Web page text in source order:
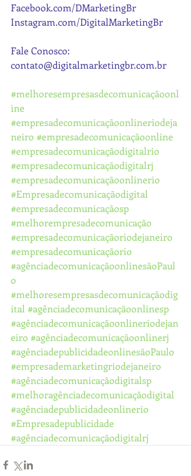
Facebook.com/DMarketingBr
Instagram.com/DigitalMarketingBr
Fale Conosco:
contato@digitalmarketingbr.com.br
#melhoresempresasdecomunicaçãoonl
ine
#empresadecomunicaçãoonlineriodeja
neiro #empresadecomunicaçãoonline
#empresadecomunicaçãodigitalrio
#empresadecomunicaçãodigitalrj
#empresadecomunicaçãoonlinerio
#Empresadecomunicaçãodigital
#empresadecomunicaçãosp
#melhorempresadecomunicação
#empresadecomunicaçãoriodejaneiro
#empresadecomunicaçãorio
#agênciadecomunicaçãoonlinesãoPaul
o
#melhoresempresasdecomunicaçãodig
ital #agênciadecomunicaçãoonlinesp
#agênciadecomunicaçãoonlineriodejan
eiro #agênciadecomunicaçãoonlinerj
#agênciadepublicidadeonlinesãoPaulo
#empresademarketingriodejaneiro
#agênciadecomunicaçãodigitalsp
#melhoragênciadecomunicaçãodigital
#agênciadepublicidadeonlinerio
#Empresadepublicidade
#agênciadecomunicaçãodigitalrj